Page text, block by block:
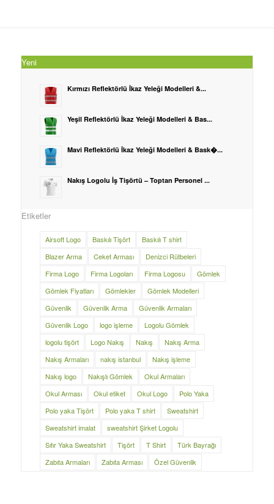
Yeni
Kırmızı Reflektörlü İkaz Yeleği Modelleri &...
Yeşil Reflektörlü İkaz Yeleği Modelleri & Bas...
Mavi Reflektörlü İkaz Yeleği Modelleri & Bask�...
Nakış Logolu İş Tişörtü – Toptan Personel ...
Etiketler
Airsoft Logo Baskılı Tişört
Baskılı T shirt
Blazer Arma
Ceket Arması
Denizci Rütbeleri
Firma Logo
Firma Logoları Firma Logosu
Gömlek
Gömlek Fiyatları
Gömlekler
Gömlek Modelleri
Güvenlik
Güvenlik Arma
Güvenlik Armaları
Güvenlik Logo
logo işleme
Logolu Gömlek
logolu tişört
Logo Nakış Nakış
Nakış Arma
Nakış Armaları
nakış istanbul
Nakış işleme
Nakış logo
Nakışlı Gömlek
Okul Armaları
Okul Arması
Okul etiket Okul Logo
Polo Yaka
Polo yaka Tişört
Polo yaka T shirt
Sweatshirt
Sweatshirt imalat
sweatshirt Şirket Logolu
Sıfır Yaka Sweatshirt
Tişört T Shirt
Türk Bayrağı
Zabıta Armaları
Zabıta Arması Özel Güvenlik